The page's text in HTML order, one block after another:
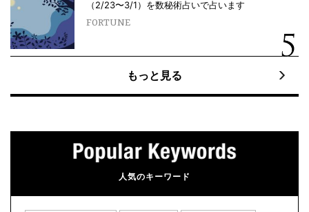
（2/23〜3/1）を数秘術占いで占います
FORTUNE
もっと見る
人気のキーワード